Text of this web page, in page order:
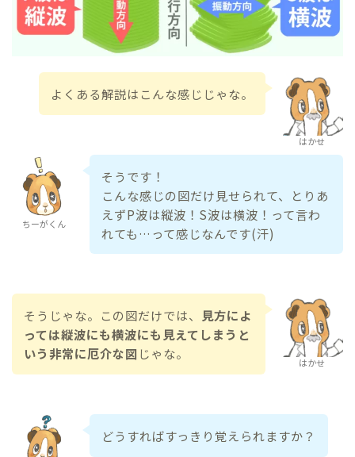
はかせ
よくある解説はこんな感じじゃな。
ちーがくん
そうです！
こんな感じの図だけ見せられて、とりあ
えずP波は縦波！S波は横波！って言わ
れても…って感じなんです(汗)
はかせ
そうじゃな。この図だけでは、
見方によ
っては縦波にも横波にも見えてしまうと
いう非常に厄介な図 じゃな。
どうすればすっきり覚えられますか？